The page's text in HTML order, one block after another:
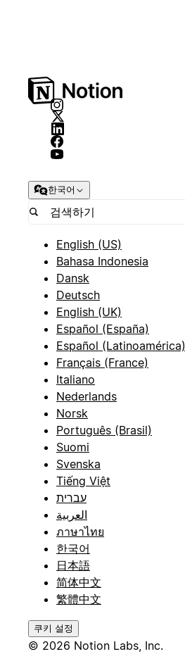
한국어
English (US)
Bahasa Indonesia
Dansk
Deutsch
English (UK)
Español (España)
Español (Latinoamérica)
Français (France)
Italiano
Nederlands
Norsk
Português (Brasil)
Suomi
Svenska
Tiếng Việt
עברית
العربية
ภาษาไทย
한국어
日本語
简体中文
繁體中文
쿠키 설정
© 2026 Notion Labs, Inc.